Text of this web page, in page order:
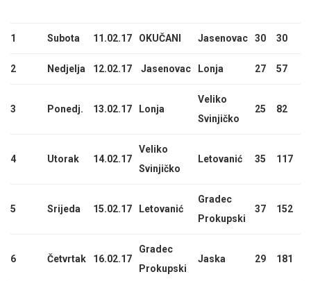
1 Subota 11.02.17 OKUČANI Jasenovac 30 30
2 Nedjelja 12.02.17 Jasenovac Lonja 27 57
3 Ponedj. 13.02.17 Lonja
Veliko
Svinjičko
25 82
4 Utorak 14.02.17
Veliko
Svinjičko
Letovanić 35 117
5 Srijeda 15.02.17 Letovanić
Gradec
Prokupski
37 152
6 Četvrtak 16.02.17
Gradec
Prokupski
Jaska 29 181